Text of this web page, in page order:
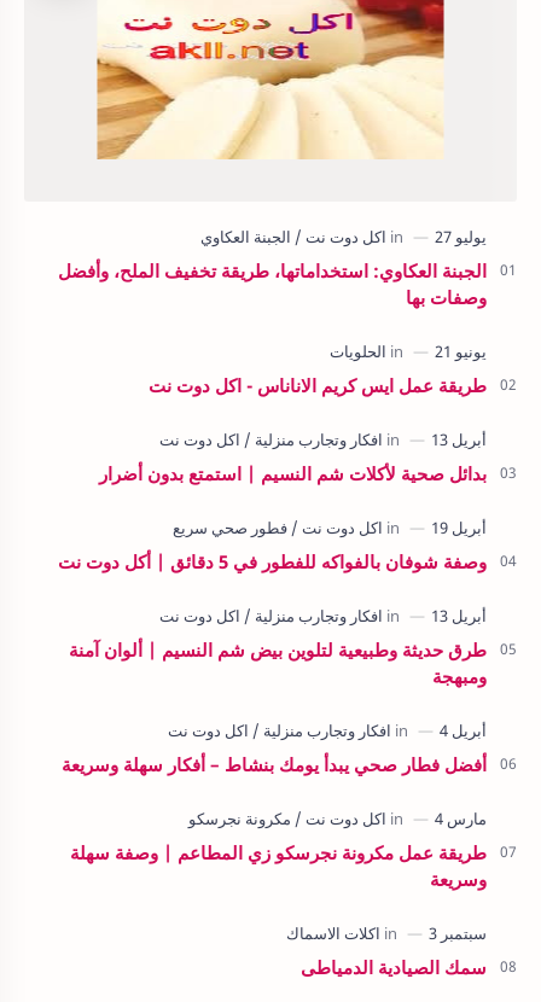
الجبنة العكاوي: استخداماتها، طريقة تخفيف الملح، وأفضل
وصفات بها
طريقة عمل ايس كريم الاناناس - اكل دوت نت
بدائل صحية لأكلات شم النسيم | استمتع بدون أضرار
وصفة شوفان بالفواكه للفطور في 5 دقائق | أكل دوت نت
طرق حديثة وطبيعية لتلوين بيض شم النسيم | ألوان آمنة
ومبهجة
أفضل فطار صحي يبدأ يومك بنشاط – أفكار سهلة وسريعة
طريقة عمل مكرونة نجرسكو زي المطاعم | وصفة سهلة
وسريعة
سمك الصيادية الدمياطى